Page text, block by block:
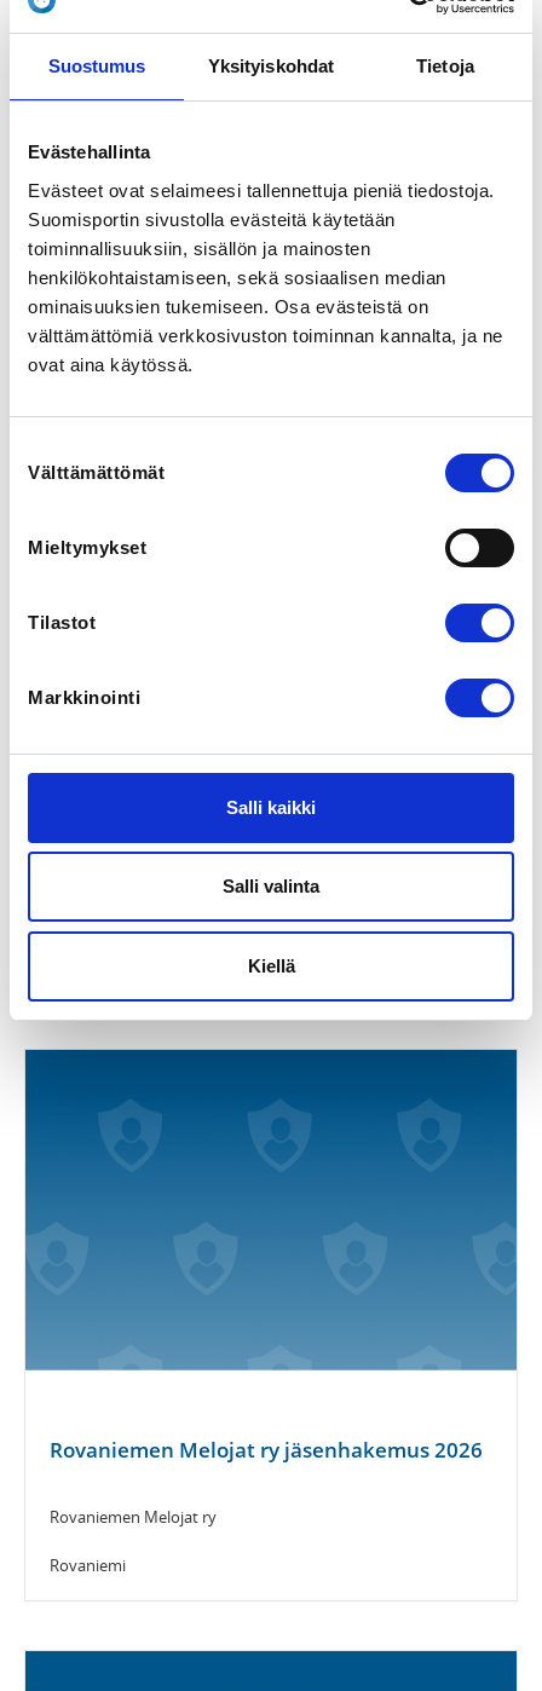
Suostumus Yksityiskohdat Tietoja
Evästehallinta
Evästeet ovat selaimeesi tallennettuja pieniä tiedostoja.
Suomisportin sivustolla evästeitä käytetään
toiminnallisuuksiin, sisällön ja mainosten
henkilökohtaistamiseen, sekä sosiaalisen median
ominaisuuksien tukemiseen. Osa evästeistä on
välttämättömiä verkkosivuston toiminnan kannalta, ja ne
ovat aina käytössä.
valinta
Välttämättömät
Mieltymykset
Tilastot
Markkinointi
Salli kaikki
Salli valinta
Kiellä
27.8.2026 - 29.8.2026
Melonnan peruskurssi 27.-29.8.
Meloja ry
Messilän venesatama, Loistomessi
Satamapolku, 15980 Hollola, Suomi
Oulun Seudun Melojat r.y.:n varsinainen jäsen
Oulun Seudun Melojat r.y.
Rovaniemen Melojat ry jäsenhakemus 2026
Rovaniemen Melojat ry
Rovaniemi